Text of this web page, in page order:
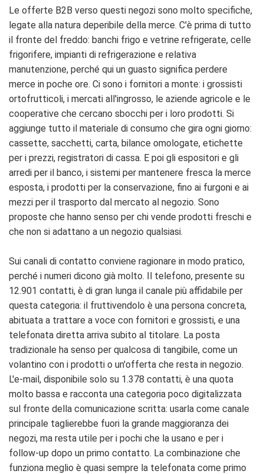
Le offerte B2B verso questi negozi sono molto specifiche,
legate alla natura deperibile della merce. C'è prima di tutto
il fronte del freddo: banchi frigo e vetrine refrigerate, celle
frigorifere, impianti di refrigerazione e relativa
manutenzione, perché qui un guasto significa perdere
merce in poche ore. Ci sono i fornitori a monte: i grossisti
ortofrutticoli, i mercati all'ingrosso, le aziende agricole e le
cooperative che cercano sbocchi per i loro prodotti. Si
aggiunge tutto il materiale di consumo che gira ogni giorno:
cassette, sacchetti, carta, bilance omologate, etichette
per i prezzi, registratori di cassa. E poi gli espositori e gli
arredi per il banco, i sistemi per mantenere fresca la merce
esposta, i prodotti per la conservazione, fino ai furgoni e ai
mezzi per il trasporto dal mercato al negozio. Sono
proposte che hanno senso per chi vende prodotti freschi e
che non si adattano a un negozio qualsiasi.
Sui canali di contatto conviene ragionare in modo pratico,
perché i numeri dicono già molto. Il telefono, presente su
12.901 contatti, è di gran lunga il canale più affidabile per
questa categoria: il fruttivendolo è una persona concreta,
abituata a trattare a voce con fornitori e grossisti, e una
telefonata diretta arriva subito al titolare. La posta
tradizionale ha senso per qualcosa di tangibile, come un
volantino con i prodotti o un'offerta che resta in negozio.
L'e-mail, disponibile solo su 1.378 contatti, è una quota
molto bassa e racconta una categoria poco digitalizzata
sul fronte della comunicazione scritta: usarla come canale
principale taglierebbe fuori la grande maggioranza dei
negozi, ma resta utile per i pochi che la usano e per i
follow-up dopo un primo contatto. La combinazione che
funziona meglio è quasi sempre la telefonata come primo